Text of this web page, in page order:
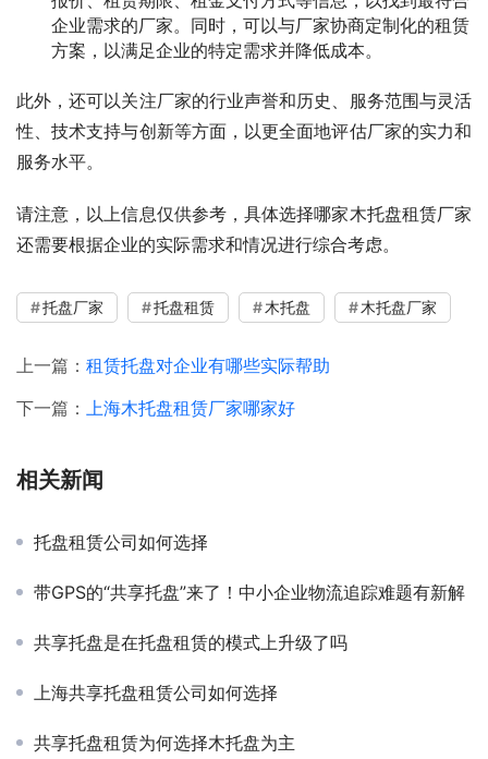
企业需求的厂家。同时，可以与厂家协商定制化的租赁
方案，以满足企业的特定需求并降低成本。
此外，还可以关注厂家的行业声誉和历史、服务范围与灵活
性、技术支持与创新等方面，以更全面地评估厂家的实力和
服务水平。
请注意，以上信息仅供参考，具体选择哪家木托盘租赁厂家
还需要根据企业的实际需求和情况进行综合考虑。
托盘厂家 托盘租赁 木托盘 木托盘厂家
上一篇： 租赁托盘对企业有哪些实际帮助
下一篇：
上海木托盘租赁厂家哪家好
相关新闻
托盘租赁公司如何选择
带GPS的“共享托盘”来了！中小企业物流追踪难题有新解
共享托盘是在托盘租赁的模式上升级了吗
上海共享托盘租赁公司如何选择
共享托盘租赁为何选择木托盘为主